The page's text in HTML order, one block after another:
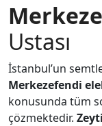
Ustası
İstanbul’un
Merkezefendi
konusunda tüm
çözmektedir.